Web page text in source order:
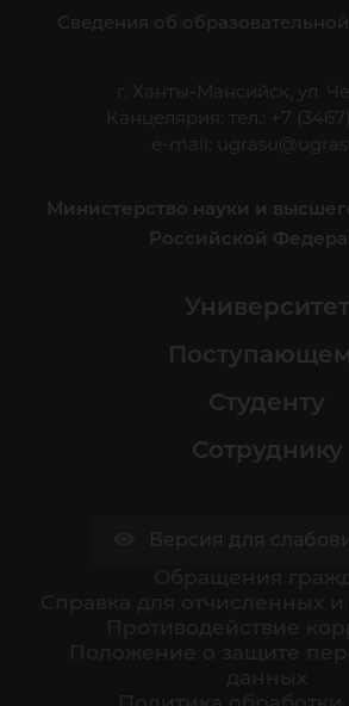
Сведения об
г. Ханты-Мансийск, ул.
Канцелярия: тел.: +7
e-mail:
Министерство науки и
Российской
Университет
Студенту
Сотруднику